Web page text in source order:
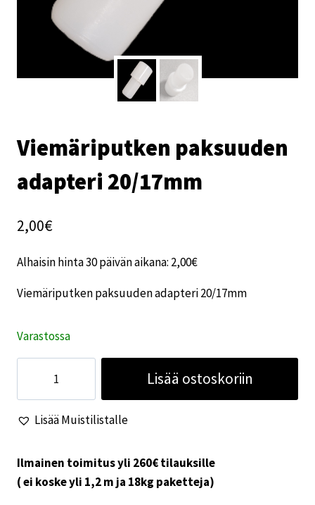
Viemäriputken paksuuden
adapteri 20/17mm
2,00€
Alhaisin hinta 30 päivän aikana: 2,00€
Viemäriputken paksuuden adapteri 20/17mm
Varastossa
paksuuden
adapteri
20/17mm
Lisää ostoskoriin
Lisää Muistilistalle
Ilmainen toimitus yli 260€ tilauksille
( ei koske yli 1,2 m ja 18kg paketteja)